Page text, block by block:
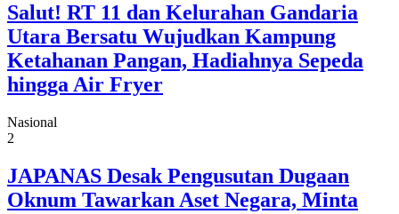
Salut! RT 11 dan Kelurahan Gandaria
Utara Bersatu Wujudkan Kampung
Ketahanan Pangan, Hadiahnya Sepeda
hingga Air Fryer
Nasional
2
JAPANAS Desak Pengusutan Dugaan
Oknum Tawarkan Aset Negara, Minta